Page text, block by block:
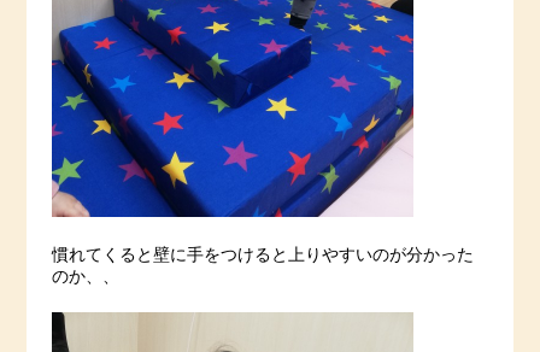
慣れてくると壁に手をつけると上りやすいのが分かった
のか、、